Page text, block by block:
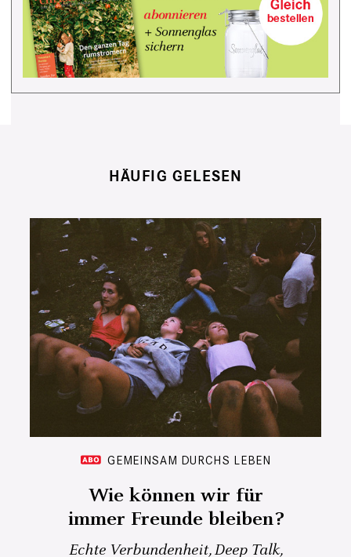
HÄUFIG GELESEN
GEMEINSAM DURCHS LEBEN
Wie können wir für
immer Freunde bleiben?
Echte Verbundenheit, Deep Talk,